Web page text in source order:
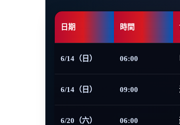
日期 時間
6/14（日） 06:00
6/14（日） 09:00
6/20（六） 06:00